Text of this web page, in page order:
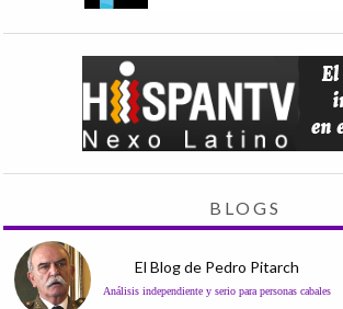
BLOGS
El Blog de Pedro Pitarch
Análisis independiente y serio para personas cabales